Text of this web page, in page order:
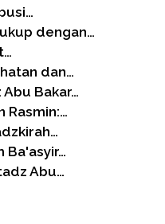
dengan…
dan…
Bakar…
Rasmin:…
Ba'asyir…
Abu…